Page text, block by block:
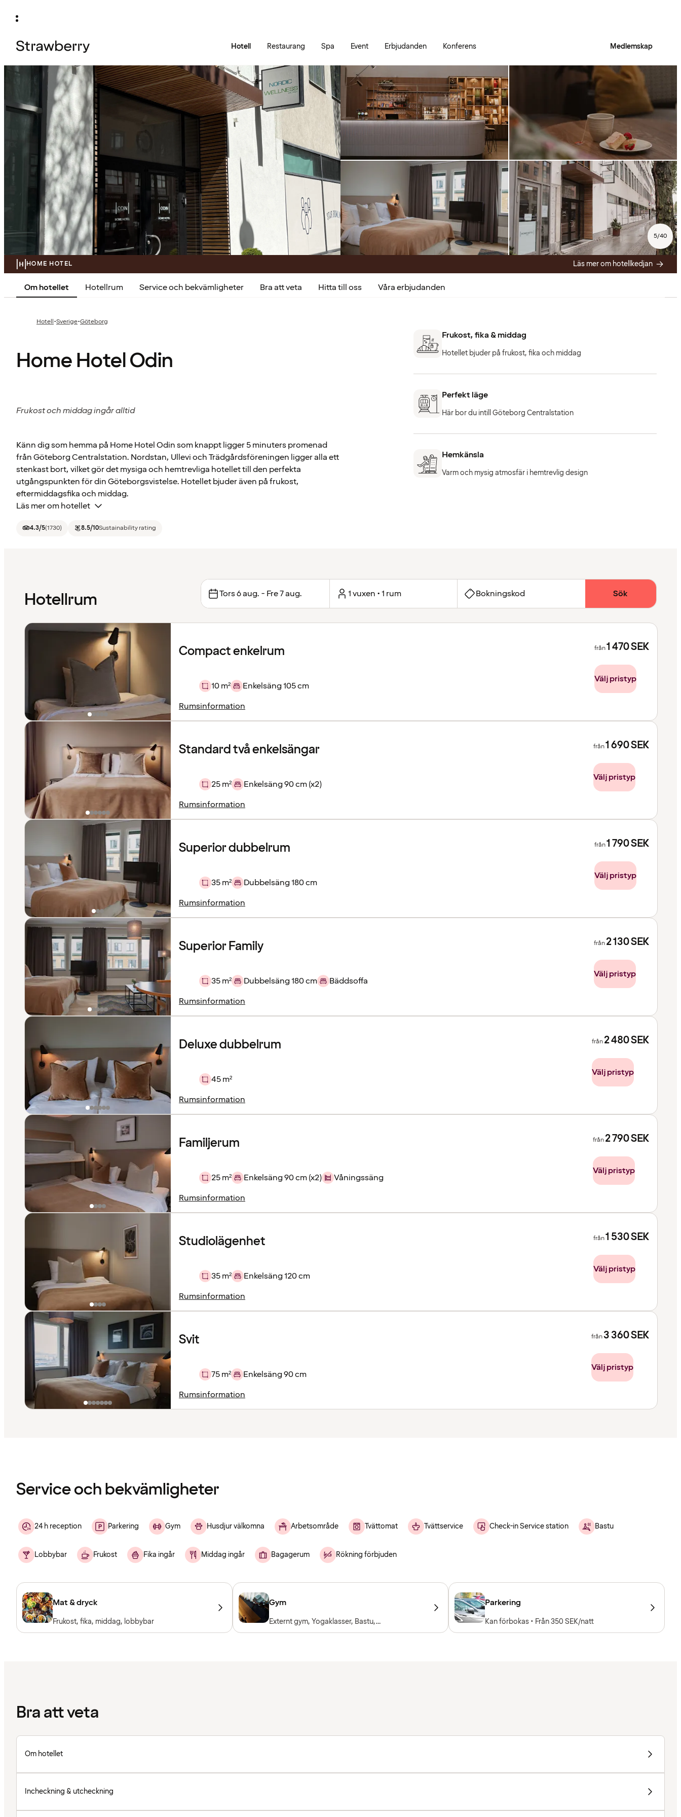
Hotell Restaurang Spa Event Erbjudanden Konferens Medlemskap
5/40
HOME HOTEL Läs mer om hotellkedjan
Om hotellet Hotellrum Service och bekvämligheter Bra att veta Hitta till oss Våra erbjudanden
Hotell·Sverige·Göteborg
Home Hotel Odin
Frukost och middag ingår alltid
Känn dig som hemma på Home Hotel Odin som knappt ligger 5 minuters promenad
från Göteborg Centralstation. Nordstan, Ullevi och Trädgårdsföreningen ligger alla ett
stenkast bort, vilket gör det mysiga och hemtrevliga hotellet till den perfekta
utgångspunkten för din Göteborgsvistelse. Hotellet bjuder även på frukost,
eftermiddagsfika och middag.
Läs mer om hotellet
4.3/5(1730) 8.5/10Sustainability rating
Frukost, fika & middag
Hotellet bjuder på frukost, fika och middag
Perfekt läge
Här bor du intill Göteborg Centralstation
Hemkänsla
Varm och mysig atmosfär i hemtrevlig design
Hotellrum Tors 6 aug. - Fre 7 aug. 1 vuxen • 1 rum Bokningskod Sök
Compact enkelrum
10 m²
Enkelsäng 105 cm
Rumsinformation
från1 470SEK
Välj pristyp
Standard två enkelsängar
25 m²
Enkelsäng 90 cm (x2)
Rumsinformation
från1 690SEK
Välj pristyp
Superior dubbelrum
35 m²
Dubbelsäng 180 cm
Rumsinformation
från1 790SEK
Välj pristyp
Superior Family
35 m² Dubbelsäng 180 cm
Bäddsoffa
Rumsinformation
från2 130SEK
Välj pristyp
Deluxe dubbelrum
45 m²
Rumsinformation
från2 480SEK
Välj pristyp
Familjerum
25 m² Enkelsäng 90 cm (x2)
Våningssäng
Rumsinformation
från2 790SEK
Välj pristyp
Studiolägenhet
35 m²
Enkelsäng 120 cm
Rumsinformation
från1 530SEK
Välj pristyp
Svit
75 m²
Enkelsäng 90 cm
Rumsinformation
från3 360SEK
Välj pristyp
Service och bekvämligheter
24 h reception Parkering Gym Husdjur välkomna Arbetsområde Tvättomat Tvättservice Check-in Service station Bastu
Lobbybar Frukost Fika ingår Middag ingår Bagagerum Rökning förbjuden
Mat & dryck
Frukost, fika, middag, lobbybar
Gym
Externt gym, Yogaklasser, Bastu,
Träningsklasser, Personlig tränare, Handdukar
Parkering
Kan förbokas • Från 350 SEK/natt
Bra att veta
Om hotellet
Incheckning & utcheckning